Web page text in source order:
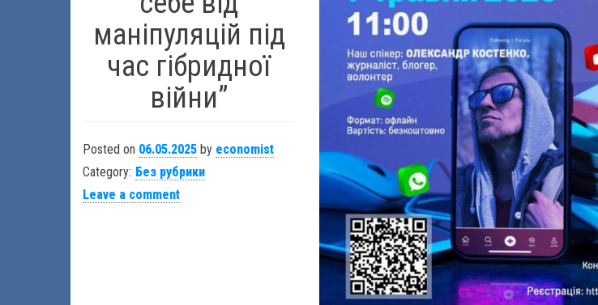
маніпуляцій під
час гібридної
війни”
Posted on 06.05.2025 by economist
Category: Без рубрики
Leave a comment